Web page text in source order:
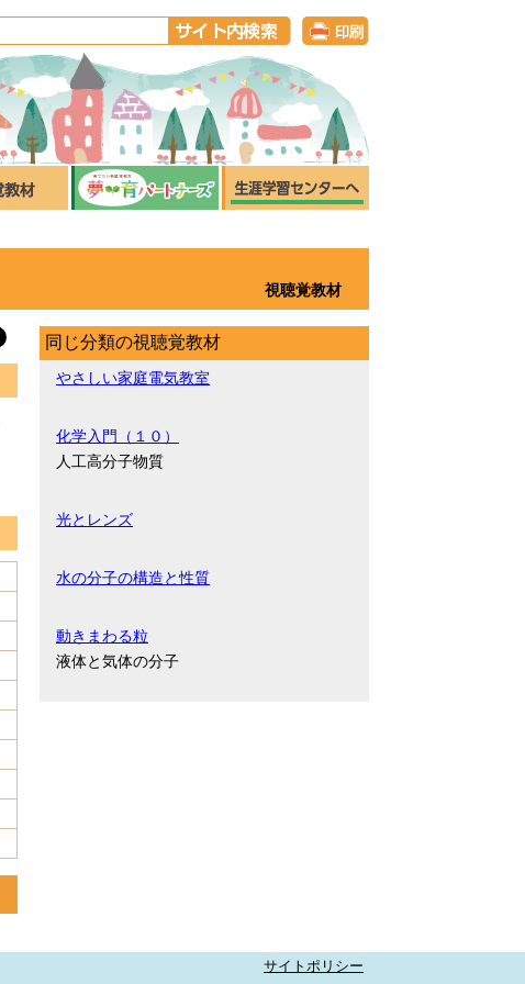
視聴覚教材
同じ分類の視聴覚教材
やさしい家庭電気教室
化学入門（１０）
人工高分子物質
光とレンズ
水の分子の構造と性質
動きまわる粒
液体と気体の分子
サイトポリシー